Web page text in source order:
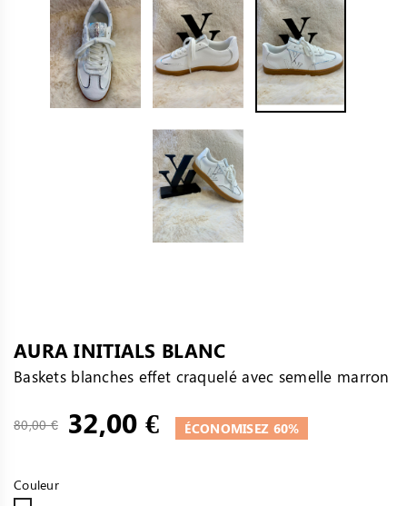
AURA INITIALS BLANC
Baskets blanches effet craquelé avec semelle marron
80,00 € 32,00 € ÉCONOMISEZ 60%
Couleur